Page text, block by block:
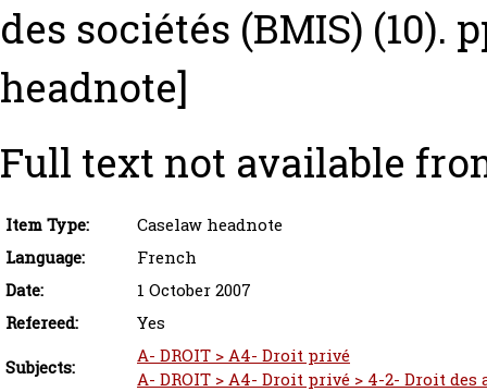
des sociétés (BMIS) (10).
headnote]
Full text not available
Item Type:
Caselaw headnote
Language:
French
Date:
1 October 2007
Refereed:
Yes
Subjects:
A- DROIT > A4- Droit privé
A- DROIT > A4- Droit privé > 4-2- Droit